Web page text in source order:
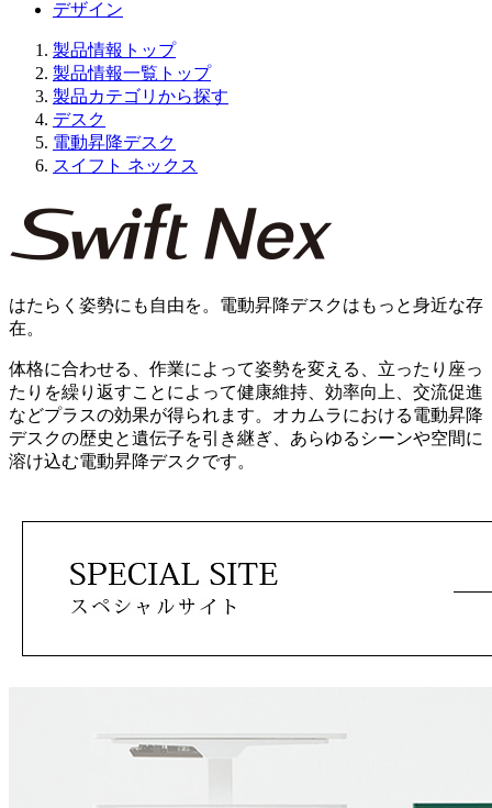
デザイン
製品情報トップ
製品情報一覧トップ
製品カテゴリから探す
デスク
電動昇降デスク
スイフト ネックス
はたらく姿勢にも自由を。電動昇降デスクはもっと身近な存
在。
体格に合わせる、作業によって姿勢を変える、立ったり座っ
たりを繰り返すことによって健康維持、効率向上、交流促進
などプラスの効果が得られます。オカムラにおける電動昇降
デスクの歴史と遺伝子を引き継ぎ、あらゆるシーンや空間に
溶け込む電動昇降デスクです。